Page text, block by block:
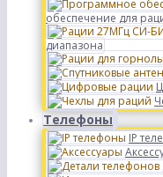
обеспечение для
диапазона
Телефоны
IP